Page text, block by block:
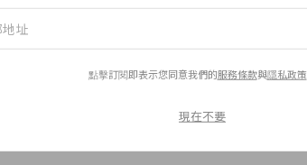
1.6K 0
點擊訂閱即表示您同意我們的服務條款與隱私政策
現在不要